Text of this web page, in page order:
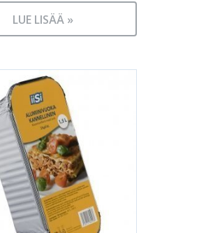
LUE LISÄÄ »